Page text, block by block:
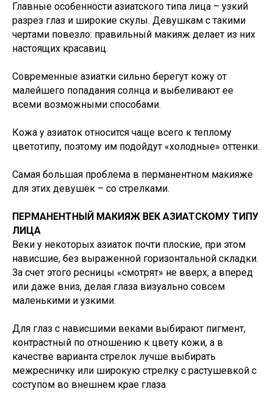
Главные особенности азиатского типа лица – узкий
разрез глаз и широкие скулы. Девушкам с такими
чертами повезло: правильный макияж делает из них
настоящих красавиц.
Современные азиатки сильно берегут кожу от
малейшего попадания солнца и выбеливают ее
всеми возможными способами.
Кожа у азиаток относится чаще всего к теплому
цветотипу, поэтому им подойдут «холодные» оттенки.
Самая большая проблема в перманентном макияже
для этих девушек – со стрелками.
ПЕРМАНЕНТНЫЙ МАКИЯЖ ВЕК АЗИАТСКОМУ ТИПУ
ЛИЦА
Веки у некоторых азиаток почти плоские, при этом
нависшие, без выраженной горизонтальной складки.
За счет этого ресницы «смотрят» не вверх, а вперед
или даже вниз, делая глаза визуально совсем
маленькими и узкими.
Для глаз с нависшими веками выбирают пигмент,
контрастный по отношению к цвету кожи, а в
качестве варианта стрелок лучше выбирать
межресничку или широкую стрелку с растушевкой с
соступом во внешнем крае глаза.